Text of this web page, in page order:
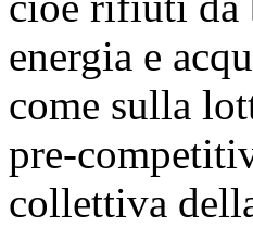
energia e
come sulla
pre-
collettiva